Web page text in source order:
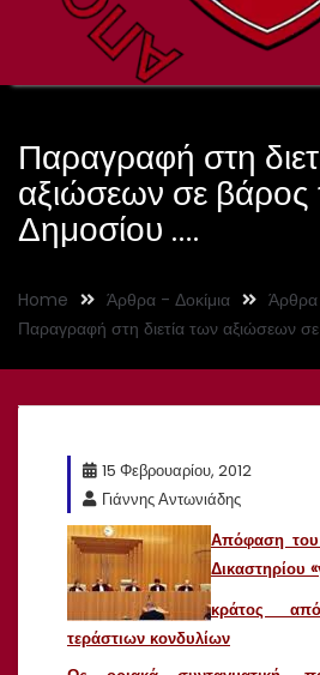
Παραγραφή στη
αξιώσεων σε βάρος
Δημοσίου ….
Home Άρθρα - Δοκίμια
Παραγραφή στη διετία των αξιώσεων
15 Φεβρουαρίου, 2012
Γιάννης Αντωνιάδης
Απόφαση του
Δικαστηρίου
κράτος
τεράστιων κονδυλίων